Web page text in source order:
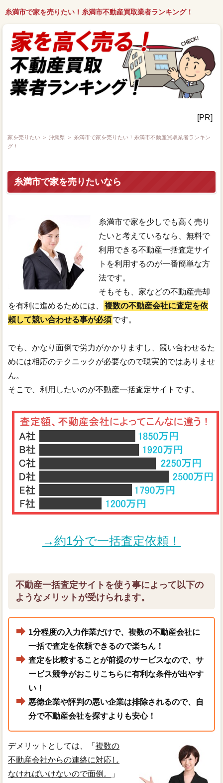
糸満市で家を売りたい！糸満市不動産買取業者ランキング！
[PR]
家を売りたい ＞ 沖縄県 ＞ 糸満市で家を売りたい！糸満市不動産買取業者ランキン
グ！
糸満市で家を売りたいなら
糸満市で家を少しでも高く売り
たいと考えているなら、無料で
利用できる不動産一括査定サイ
トを利用するのが一番簡単な方
法です。
そもそも、家などの不動産売却
を有利に進めるためには、
複数の不動産会社に査定を依
頼して競い合わせる事が必須です。
でも、かなり面倒で労力がかかりますし、競い合わせるた
めには相応のテクニックが必要なので現実的ではありませ
ん。
そこで、利用したいのが不動産一括査定サイトです。
→約1分で一括査定依頼！
不動産一括査定サイトを使う事によって以下の
ようなメリットが受けられます。
1分程度の入力作業だけで、複数の不動産会社に
一括で査定を依頼できるので楽ちん！
査定を比較することが前提のサービスなので、サ
ービス競争がおこりこちらに有利な条件が出やす
い！
悪徳企業や評判の悪い企業は排除されるので、自
分で不動産会社を探すよりも安心！
デメリットとしては、「 複数の
不動産会社からの連絡に対応し
なければいけないので面倒。
」